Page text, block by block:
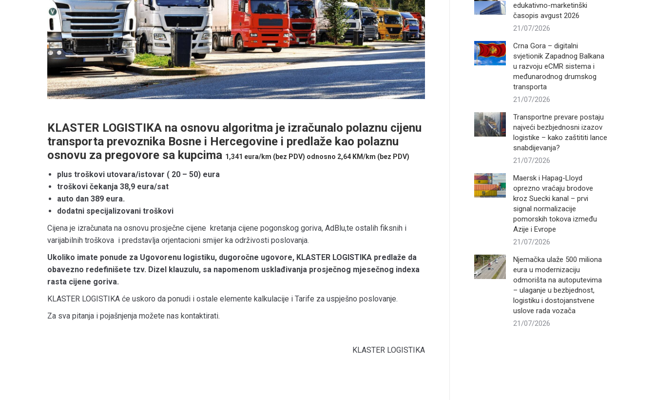
KLASTER LOGISTIKA na osnovu algoritma je izračunalo polaznu cijenu
transporta prevoznika Bosne i Hercegovine i predlaže kao polaznu
osnovu za pregovore sa kupcima 1,341 eura/km (bez PDV) odnosno 2,64 KM/km (bez PDV)
plus troškovi utovara/istovar ( 20 – 50) eura
troškovi čekanja 38,9 eura/sat
auto dan 389 eura.
dodatni specijalizovani troškovi
Cijena je izračunata na osnovu prosječne cijene kretanja cijene pogonskog goriva, AdBlu,te ostalih fiksnih i
varijabilnih troškova i predstavlja orjentacioni smijer ka održivosti poslovanja.
Ukoliko imate ponude za Ugovorenu logistiku, dugoročne ugovore, KLASTER LOGISTIKA predlaže da
obavezno redefinišete tzv. Dizel klauzulu, sa napomenom usklađivanja prosječnog mjesečnog indexa
rasta cijene goriva.
KLASTER LOGISTIKA će uskoro da ponudi i ostale elemente kalkulacije i Tarife za uspješno poslovanje.
Za sva pitanja i pojašnjenja možete nas kontaktirati.
KLASTER LOGISTIKA
edukativno-marketinški
časopis avgust 2026
21/07/2026
Crna Gora – digitalni
svjetionik Zapadnog Balkana
u razvoju eCMR sistema i
međunarodnog drumskog
transporta
21/07/2026
Transportne prevare postaju
najveći bezbjednosni izazov
logistike – kako zaštititi lance
snabdijevanja?
21/07/2026
Maersk i Hapag-Lloyd
oprezno vraćaju brodove
kroz Suecki kanal – prvi
signal normalizacije
pomorskih tokova između
Azije i Evrope
21/07/2026
Njemačka ulaže 500 miliona
eura u modernizaciju
odmorišta na autoputevima
– ulaganje u bezbjednost,
logistiku i dostojanstvene
uslove rada vozača
21/07/2026